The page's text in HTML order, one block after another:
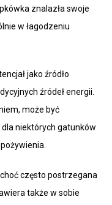
znalazła swoje
w łagodzeniu
jako źródło
źródeł energii.
może być
niektórych gatunków
często postrzegana
także w sobie